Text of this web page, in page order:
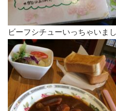
ビーフシチューいっちゃいま